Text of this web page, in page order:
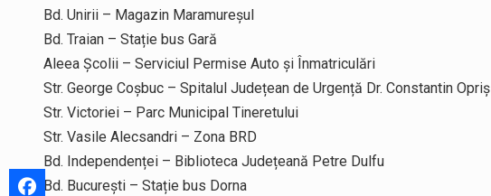
Bd. Unirii – Magazin Maramureșul
Bd. Traian – Stație bus Gară
Aleea Școlii – Serviciul Permise Auto și Înmatriculări
Str. George Coșbuc – Spitalul Județean de Urgență Dr. Constantin Opriș
Str. Victoriei – Parc Municipal Tineretului
Str. Vasile Alecsandri – Zona BRD
Bd. Independenței – Biblioteca Județeană Petre Dulfu
Bd. București – Stație bus Dorna